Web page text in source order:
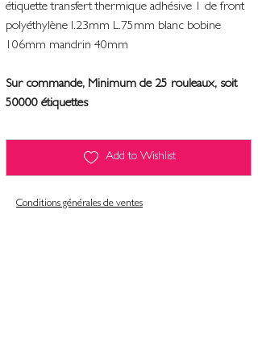
étiquette transfert thermique adhésive 1 de front
polyéthylène l.23mm L.75mm blanc bobine
106mm mandrin 40mm
Sur commande, Minimum de 25 rouleaux, soit
50000 étiquettes
Add to Wishlist
Conditions générales de ventes